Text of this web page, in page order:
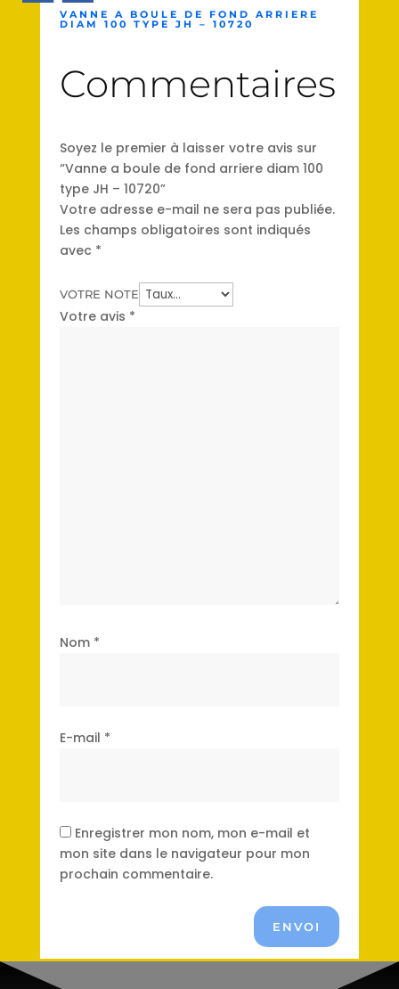
VANNE A BOULE DE FOND ARRIERE
DIAM 100 TYPE JH – 10720
Commentaires
Soyez le premier à laisser votre avis sur
“Vanne a boule de fond arriere diam 100
type JH – 10720”
Votre adresse e-mail ne sera pas publiée.
Les champs obligatoires sont indiqués
avec *
VOTRE NOTE
Votre avis *
Nom *
E-mail *
Enregistrer mon nom, mon e-mail et
mon site dans le navigateur pour mon
prochain commentaire.
ENVOI